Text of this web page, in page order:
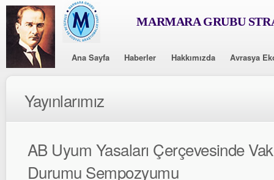
MARMARA GRUBU
Ana Sayfa Haberler Hakkımızda Avrasya
Yayınlarımız
AB Uyum Yasaları Çerçevesinde
Durumu Sempozyumu